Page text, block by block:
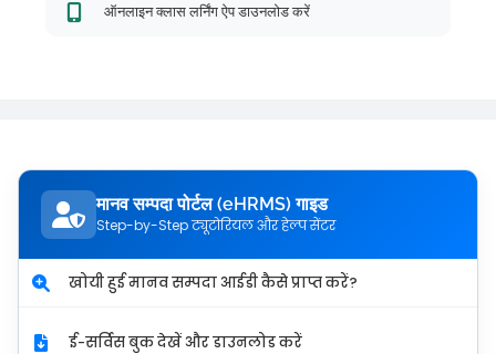
ऑनलाइन क्लास लर्निंग ऐप डाउनलोड करें
मानव सम्पदा पोर्टल (eHRMS) गाइड
Step-by-Step ट्यूटोरियल और हेल्प सेंटर
खोयी हुई मानव सम्पदा आईडी कैसे प्राप्त करें?
ई-सर्विस बुक देखें और डाउनलोड करें